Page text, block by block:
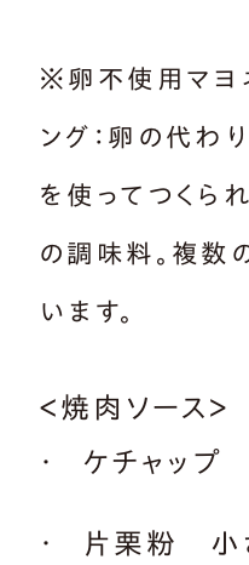
※卵不使用マヨ
ング：卵の代わ
を使ってつくら
の調味料。複数
います。
＜焼肉ソース＞
ケチャップ
片栗粉 小